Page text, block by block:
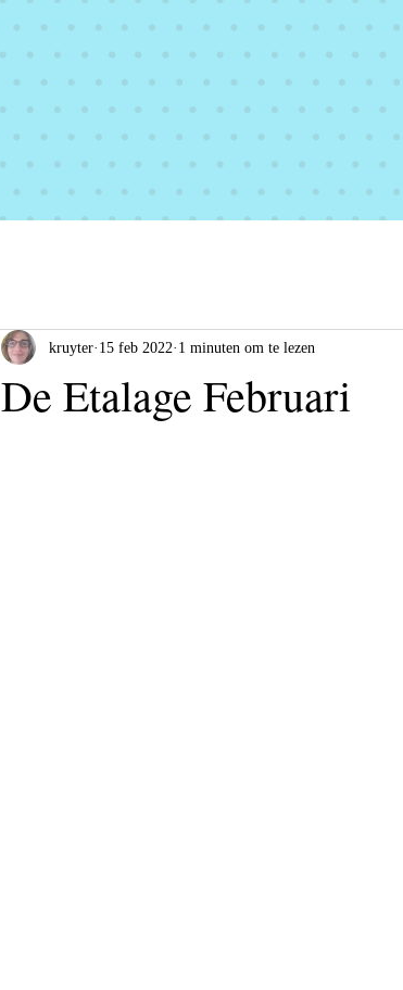
De Etalage Februari
kruyter 15 feb 2022 1 minuten om te lezen